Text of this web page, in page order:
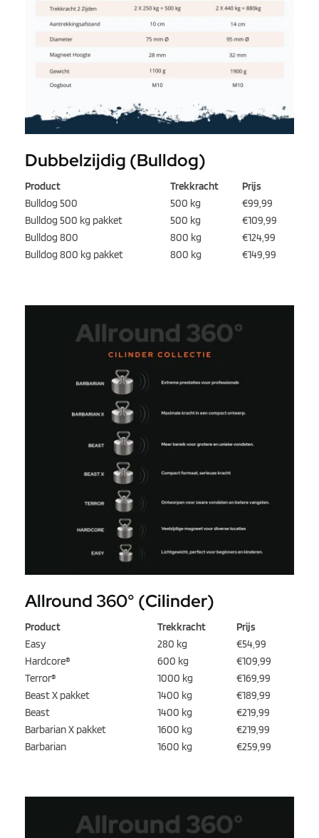
Dubbelzijdig (Bulldog)
Product Trekkracht
Prijs
Bulldog 500
500 kg
€99,99
Bulldog 500 kg pakket
500 kg
€109,99
Bulldog 800
800 kg
€124,99
Bulldog 800 kg pakket
800 kg €149,99
Allround 360° (Cilinder)
Product Trekkracht
Prijs
Easy
280 kg
€54,99
Hardcore®
600 kg
€109,99
Terror®
1000 kg
€169,99
Beast X pakket
1400 kg
€189,99
Beast
1400 kg
€219,99
Barbarian X pakket
1600 kg
€219,99
Barbarian
1600 kg €259,99